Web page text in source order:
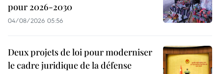
pour 2026-2030
04/08/2026 05:56
Deux projets de loi pour moderniser
le cadre juridique de la défense